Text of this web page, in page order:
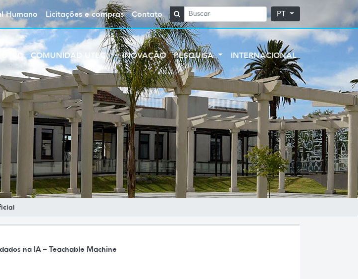
Humano Licitações e compras Contato PT
COMUNIDAD UTEC INOVAÇÃO PESQUISA INTERNACIONAL
na IA – Teachable Machine